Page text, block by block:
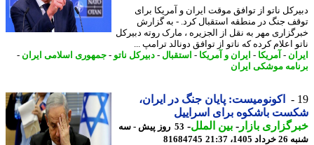
ناتو از توافق موقت ایران و آمریکا برای
جنگ در منطقه استقبال کرد. - به گزارش
مهر به نقل از الجزیره ، مارک روته دبیرکل
اعلام کرده که ناتو از توافق دونالد ترامپ ...
- آمریکا- ایران و آمریکا- استقبال-دبیرکل ناتو-جمهوری اسلامی ایران -
موشکی ایران
اکونومیست: پایان جنگ در ایران،
باشکوه برای اسراییل
بازار- بین الملل-
53 روز پیش - سه
21:37
81684745